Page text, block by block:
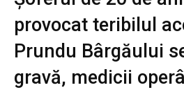
provocat teribilul
Prundu Bârgăului
gravă, medicii